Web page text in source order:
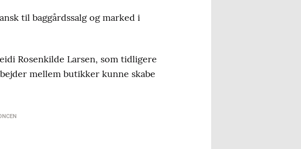
til baggårdssalg og marked i
Rosenkilde Larsen, som tidligere
mellem butikker kunne skabe